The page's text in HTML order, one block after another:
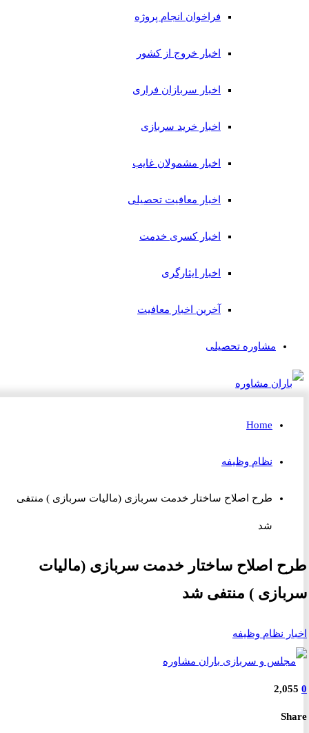
فراخوان انجام پروژه
اخبار خروج از کشور
اخبار سربازان فراری
اخبار خرید سربازی
اخبار مشمولان غایب
اخبار معافیت تحصیلی
اخبار کسری خدمت
اخبار ایثارگری
آخرین اخبار معافیت
مشاوره تحصیلی
Home
نظام وظیفه
طرح اصلاح ساختار خدمت سربازی (مالیات سربازی ) منتفی
اصلاح ساختار خدمت سربازی (مالیات
) منتفی شد
نظام وظیفه